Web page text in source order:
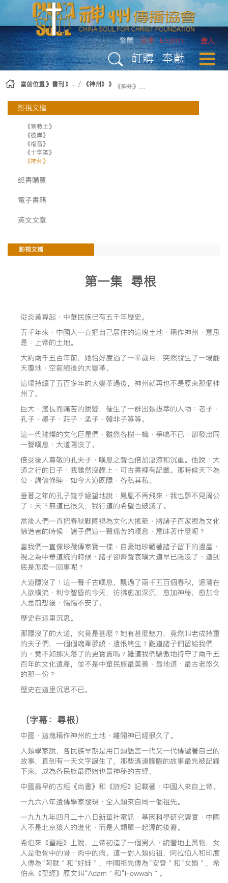
略過到內容
登入
繁體 简体 English
訂購 奉獻
當前位置 書刊 《神州》 《神州》解说词 - 第一集 尋根
影視文檔
《宣教士》
《彼岸》
《福音》
《十字架》
《神州》
紙書購買
電子書籍
英文文章
影視文檔
第一集 尋根
從炎黃算起﹐中華民族已有五千年歷史。
五千年來﹐中國人一直把自己居住的這塊土地﹐稱作神州﹐意思
是﹕上帝的土地。
大約兩千五百年前，她恰好度過了一半歲月，突然發生了一場翻
天覆地﹑空前絕後的大變革。
這場持續了五百多年的大變革過後，神州就再也不是原來那個神
州了。
巨大﹑漫長而痛苦的蛻變，催生了一群出類拔萃的人物﹕老子﹑
孔子﹑墨子﹑莊子﹑孟子﹑韓非子等等。
這一代璀燦的文化巨星們﹐雖然各樹一幟﹐爭鳴不已﹐卻發出同
一聲嘆息﹕大道隱沒了。
倍受後人尊敬的孔夫子﹐嘆息之聲也倍加淒涼和沉重。他說﹕大
道之行的日子﹐我雖然沒趕上﹐可古書裡有記載。那時候天下為
公﹐講信修睦﹐如今大道既隱﹐各私其私。
垂暮之年的孔子幾乎絕望地說﹕鳳凰不再飛來﹐我也夢不見周公
了﹔天下無道已很久，我行道的希望也破滅了。
當後人們一直把春秋戰國視為文化大搖籃﹐將諸子百家視為文化
締造者的時候﹐諸子們這一聲痛苦的嘆息﹐意味著什麼呢﹖
當我們一直像珍藏傳家寶一樣﹐自豪地珍藏著諸子留下的遺產﹐
視之為中華道統的時候﹐諸子卻齊聲哀嘆大道早已隱沒了﹐這到
底是怎麼一回事呢﹖
大道隱沒了﹗這一聲千古嘆息，飄過了兩千五百個春秋，迴蕩在
人欲橫流﹑利令智昏的今天，彷彿愈加深沉，愈加神秘，愈加令
人思前想後﹑惴惴不安了。
歷史在這里沉思。
那隱沒了的大道，究竟是甚麼﹖她有甚麼魅力，竟然叫老成持重
的夫子們，一個個魂牽夢繞﹑遺恨終生﹖難道諸子們留給我們
的﹐竟不如那失落了的更寶貴嗎﹖難道我們驕傲地持守了兩千五
百年的文化遺產，並不是中華民族最美善﹑最地道﹑最古老悠久
的那一份﹖
歷史在這里沉思不已。
（字幕：尋根）
中國﹐這塊稱作神州的土地﹐離開神已經很久了。
人類學家說，各民族早期是用口頭語言一代又一代傳遞著自己的
故事，直到有一天文字誕生了，那些遙遠朦朧的故事最先被記錄
下來，成為各民族最原始也最神秘的古經。
中國最早的古經《尚書》和《詩經》記載著﹕中國人來自上帝。
一九六八年遺傳學家發現﹐全人類來自同一個祖先。
一九九九年四月二十八日新華社電訊﹐基因科學研究證實﹐中國
人不是北京猿人的進化﹐而是人類單一起源的後裔。
希伯來《聖經》上說，上帝初造了一個男人﹐統管地上萬物，女
人是他骨中的骨﹑肉中的肉。這一對人類始祖，阿拉伯人和印度
人傳為“阿耽＂和“好娃＂，中國祖先傳為“安登＂和“女媧＂，希
伯來《聖經》原文叫“Adam＂和“Howwah＂。